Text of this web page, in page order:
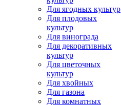
Для ягодных культур
Для плодовых
культур
Для винограда
Для декоративных
культур
Для цветочных
культур
Для хвойных
Для газона
Для комнатных